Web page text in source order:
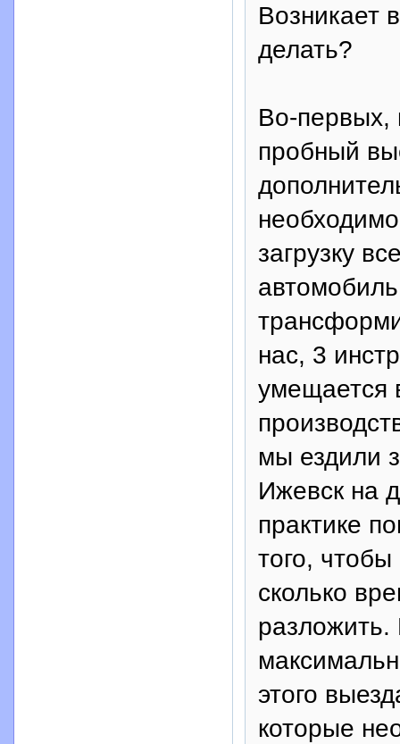
Возникает
делать?
Во-первых,
пробный
загрузку
нас, 3
умещается
мы ездили
Ижевск на
практике
того,
сколько
этого
которые